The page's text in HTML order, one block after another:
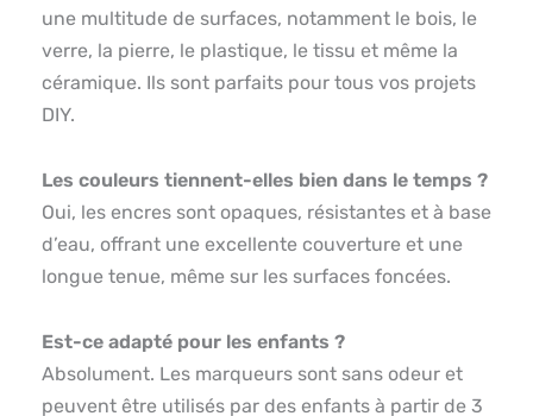
une multitude de surfaces, notamment le bois, le
verre, la pierre, le plastique, le tissu et même la
céramique. Ils sont parfaits pour tous vos projets
DIY.
Les couleurs tiennent-elles bien dans le temps ?
Oui, les encres sont opaques, résistantes et à base
d’eau, offrant une excellente couverture et une
longue tenue, même sur les surfaces foncées.
Est-ce adapté pour les enfants ?
Absolument. Les marqueurs sont sans odeur et
peuvent être utilisés par des enfants à partir de 3